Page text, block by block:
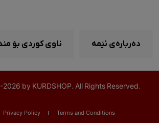
دەربارەی ئێمە ناوی کوردی بۆ
2026 by KURDSHOP. All Rights Reserved.
Privacy Policy Terms and Conditions